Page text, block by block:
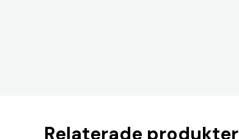
Relaterade produkter